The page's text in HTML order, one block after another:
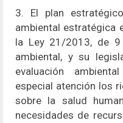
3. El plan
ambiental estratégica
la Ley 21/2013, de 9
ambiental, y su
evaluación
especial atención los
sobre la salud
necesidades de